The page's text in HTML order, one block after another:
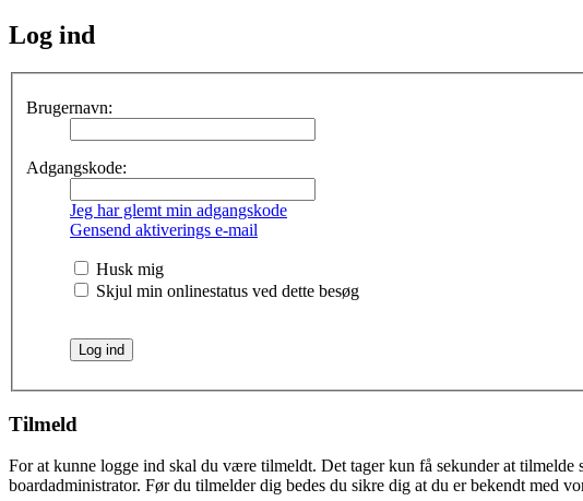
Log ind
Brugernavn:
Adgangskode:
Jeg har glemt min adgangskode
Gensend aktiverings e-mail
Husk mig
Skjul min onlinestatus ved dette besøg
Tilmeld
For at kunne logge ind skal du være tilmeldt. Det tager kun få sekunder at
boardadministrator. Før du tilmelder dig bedes du sikre dig at du er bekendt med